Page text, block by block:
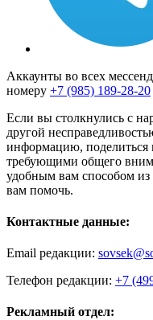
Аккаунты во всех
номеру +7 (985) 189-28-20
Если вы столкнулись с
другой
информацию, поделиться
требующими общего
удобным вам способом из
вам помочь.
Контактные данные:
Email редакции:
Телефон редакции: +7
Рекламный отдел: